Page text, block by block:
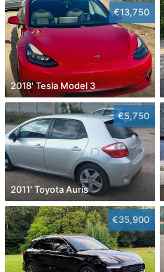
€13,750
2018' Tesla Model 3
€5,750
2011' Toyota Auris
€35,900